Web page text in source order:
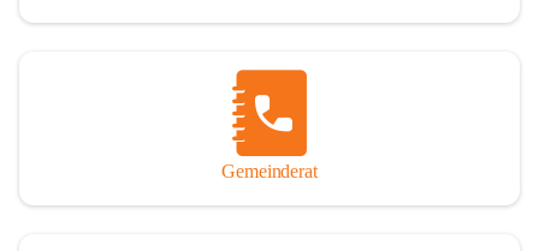
einladen.
Gemeinderat